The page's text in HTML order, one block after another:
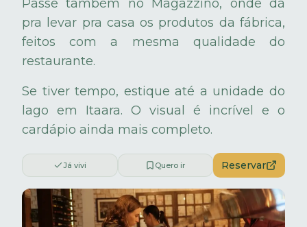
Passe também no Magazzino, onde dá
pra levar pra casa os produtos da fábrica,
feitos com a mesma qualidade do
restaurante.
Se tiver tempo, estique até a unidade do
lago em Itaara. O visual é incrível e o
cardápio ainda mais completo.
Já vivi Quero ir Reservar